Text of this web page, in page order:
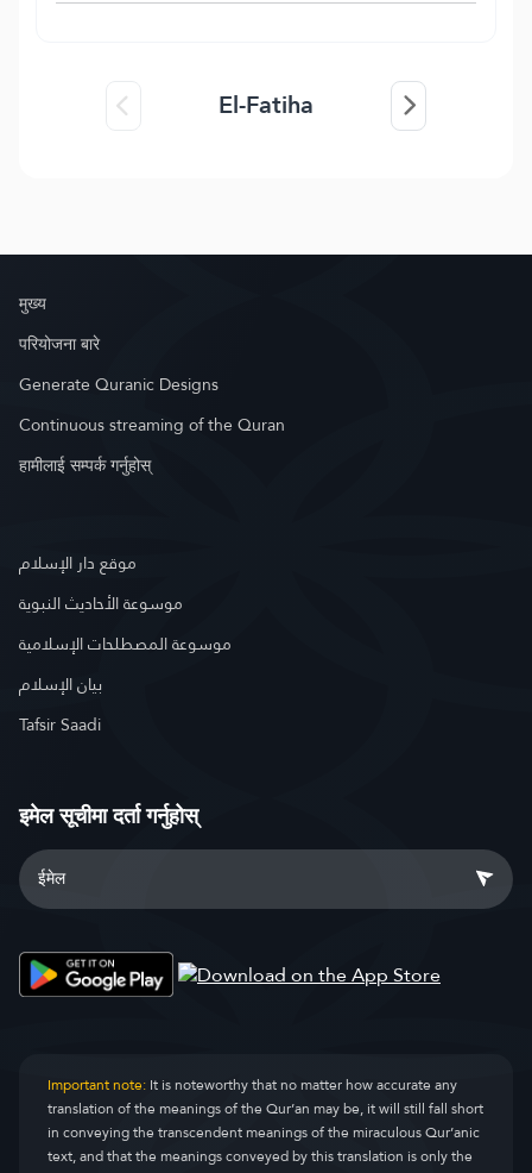
El-Fatiha
मुख्य
परियोजना बारे
Generate Quranic Designs
Continuous streaming of the Quran
हामीलाई सम्पर्क गर्नुहोस्
موقع دار الإسلام
موسوعة الأحاديث النبوية
موسوعة المصطلحات الإسلامية
بيان الإسلام
Tafsir Saadi
इमेल सूचीमा दर्ता गर्नुहोस्
Important note:It is noteworthy that no matter how accurate any
translation of the meanings of the Qur’an may be, it will still fall short
in conveying the transcendent meanings of the miraculous Qur’anic
text, and that the meanings conveyed by this translation is only the